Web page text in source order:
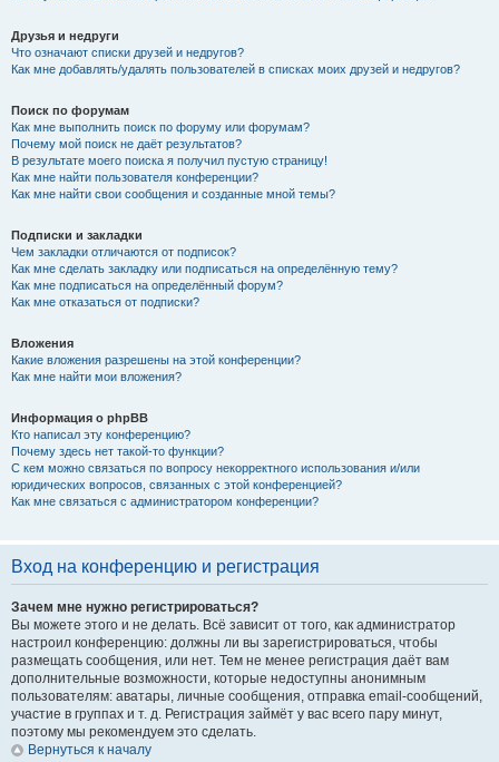
Друзья и недруги
Что означают списки друзей и недругов?
Как мне добавлять/удалять пользователей в списках моих друзей и недругов?
Поиск по форумам
Как мне выполнить поиск по форуму или форумам?
Почему мой поиск не даёт результатов?
В результате моего поиска я получил пустую страницу!
Как мне найти пользователя конференции?
Как мне найти свои сообщения и созданные мной темы?
Подписки и закладки
Чем закладки отличаются от подписок?
Как мне сделать закладку или подписаться на определённую тему?
Как мне подписаться на определённый форум?
Как мне отказаться от подписки?
Вложения
Какие вложения разрешены на этой конференции?
Как мне найти мои вложения?
Информация о phpBB
Кто написал эту конференцию?
Почему здесь нет такой-то функции?
С кем можно связаться по вопросу некорректного использования и/или
юридических вопросов, связанных с этой конференцией?
Как мне связаться с администратором конференции?
Вход на конференцию и регистрация
Зачем мне нужно регистрироваться?
Вы можете этого и не делать. Всё зависит от того, как администратор
настроил конференцию: должны ли вы зарегистрироваться, чтобы
размещать сообщения, или нет. Тем не менее регистрация даёт вам
дополнительные возможности, которые недоступны анонимным
пользователям: аватары, личные сообщения, отправка email-сообщений,
участие в группах и т. д. Регистрация займёт у вас всего пару минут,
поэтому мы рекомендуем это сделать.
Вернуться к началу